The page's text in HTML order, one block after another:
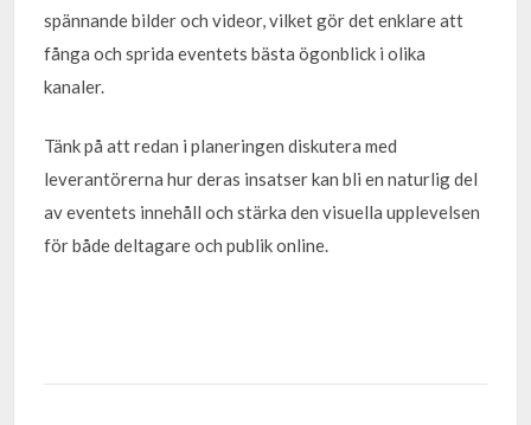
spännande bilder och videor, vilket gör det enklare att
fånga och sprida eventets bästa ögonblick i olika
kanaler.
Tänk på att redan i planeringen diskutera med
leverantörerna hur deras insatser kan bli en naturlig del
av eventets innehåll och stärka den visuella upplevelsen
för både deltagare och publik online.